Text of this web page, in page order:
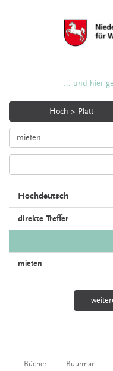
... und hier
Hoch > Platt
Hochdeutsch
direkte Treffer
mieten
Bücher Buurman